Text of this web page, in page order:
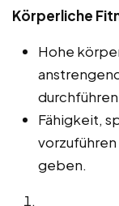
Körperliche
Hohe
Fähigkeit,
geben.